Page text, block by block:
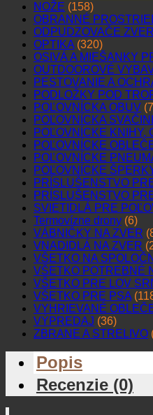
NOŽE (158)
OBRANNÉ
ODPUDZOVAČE
OPTIKA (320)
OSIVÁ A MIEŠANKY
OUTDOOROVÉ
PESTOVANIE A
PODLOŽKY POD
POĽOVNÍCKA OBUV
POĽOVNÍCKA
POĽOVNÍCKE KNIHY,
POĽOVNÍCKE
POĽOVNÍCKE
POĽOVNÍCKE
PRÍSLUŠENSTVO
PRÍSLUŠENSTVO
SVIETIDLÁ PRE
Termovízne drony (6)
VÁBNIČKY NA ZVER
VNADIDLÁ NA ZVER
VŠETKO NA
VŠETKO POTREBNÉ
VŠETKO PRE LOV
VŠETKO PRE PSA
VYHRIEVANÉ
VÝPREDAJ (36)
ZBRANE A STRELIVO
Popis
Recenzie (0)